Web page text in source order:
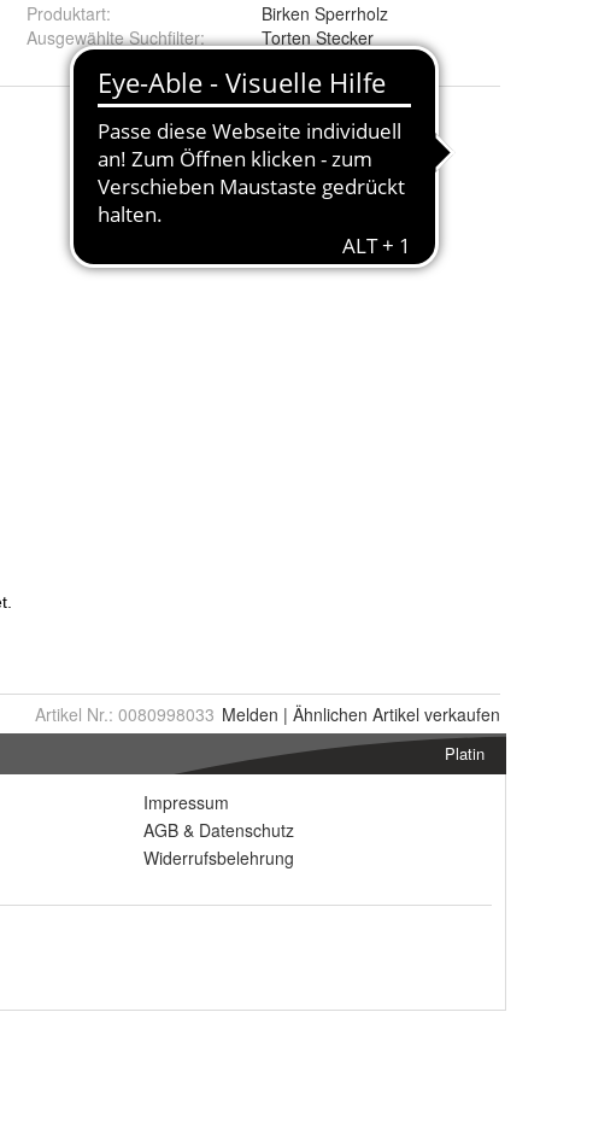
Produktart:
Birken Sperrholz
Ausgewählte Suchfilter: Torten Stecker
Artikel Nr.: 0080998033 Melden | Ähnlichen Artikel verkaufen
Platin
Impressum
AGB & Datenschutz
Widerrufsbelehrung